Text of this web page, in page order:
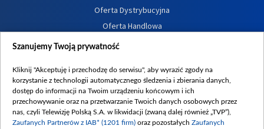
Oferta Dystrybucyjna
Oferta Handlowa
Dostępność
Procedura zgłoszeń wewnętrznych
Szanujemy Twoją prywatność
Kliknij "Akceptuję i przechodzę do serwisu", aby wyrazić zgody na
korzystanie z technologii automatycznego śledzenia i zbierania danych,
dostęp do informacji na Twoim urządzeniu końcowym i ich
przechowywanie oraz na przetwarzanie Twoich danych osobowych przez
nas, czyli Telewizję Polską S.A. w likwidacji (zwaną dalej również „TVP”),
Zaufanych Partnerów z IAB* (1201 firm) oraz pozostałych Zaufanych